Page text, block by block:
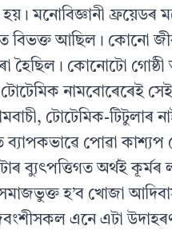
হয়। মনোবিজ্ঞানী ফ্ৰয়েডৰ
আছিল। কোনো জীৱ-
হৈছিল। কোনোটো
নামবোৰেৰেই
টোটেমিক-
ব্যাপকভাৱে পোৱা
ব্যুৎপত্তিগত অৰ্থই
হ’ব খোজা
এনে এটা